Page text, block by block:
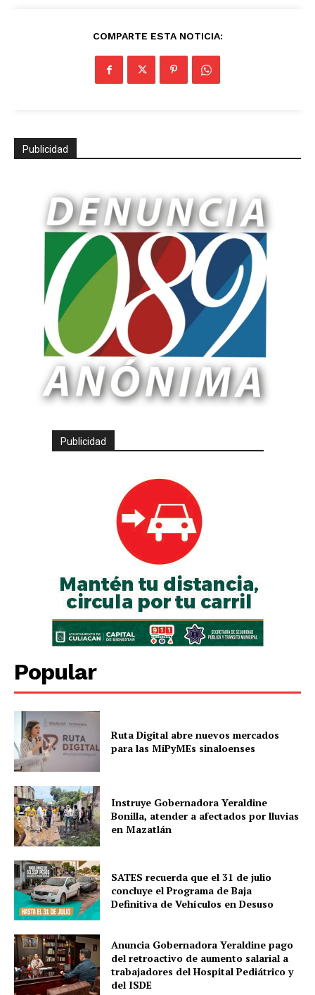
COMPARTE ESTA NOTICIA:
Publicidad
Publicidad
Popular
Ruta Digital abre nuevos mercados
para las MiPyMEs sinaloenses
Instruye Gobernadora Yeraldine
Bonilla, atender a afectados por lluvias
en Mazatlán
SATES recuerda que el 31 de julio
concluye el Programa de Baja
Definitiva de Vehículos en Desuso
Anuncia Gobernadora Yeraldine pago
del retroactivo de aumento salarial a
trabajadores del Hospital Pediátrico y
del ISDE